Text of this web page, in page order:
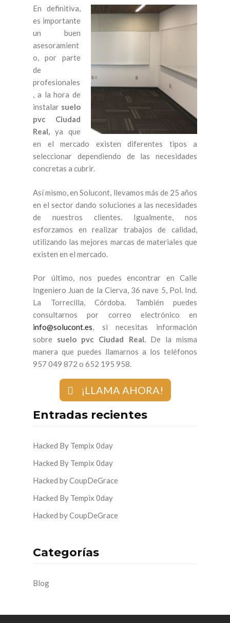
En definitiva,
es importante
un buen
asesoramient
o, por parte
de
profesionales
, a la hora de
instalar suelo
pvc Ciudad
Real, ya que
en el mercado existen diferentes tipos a
seleccionar dependiendo de las necesidades
concretas a cubrir.
Así mismo, en Solucont, llevamos más de 25 años
en el sector dando soluciones a las necesidades
de nuestros clientes. Igualmente, nos
esforzamos en realizar trabajos de calidad,
utilizando las mejores marcas de materiales que
existen en el mercado.
Por último, nos puedes encontrar en Calle
Ingeniero Juan de la Cierva, 36 nave 5, Pol. Ind.
La Torrecilla, Córdoba. También puedes
consultarnos por correo electrónico en
info@solucont.es, si necesitas información
sobre suelo pvc Ciudad Real. De la misma
manera que puedes llamarnos a los teléfonos
957 049 872 o 652 195 958.
¡LLAMA AHORA!
Entradas recientes
Hacked By Tempix 0day
Hacked By Tempix 0day
Hacked by CoupDeGrace
Hacked By Tempix 0day
Hacked by CoupDeGrace
Categorías
Blog